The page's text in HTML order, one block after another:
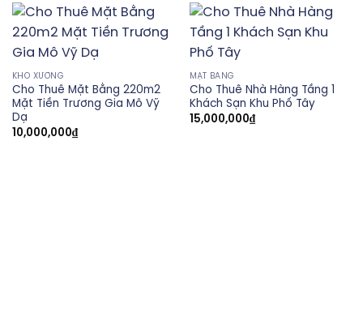
KHO XƯỞNG
Cho Thuê Mặt Bằng 220m2
Mặt Tiền Trương Gia Mô Vỹ
Dạ
10,000,000₫
MẶT BẰNG
Cho Thuê Nhà Hàng Tầng 1
Khách Sạn Khu Phố Tây
15,000,000₫